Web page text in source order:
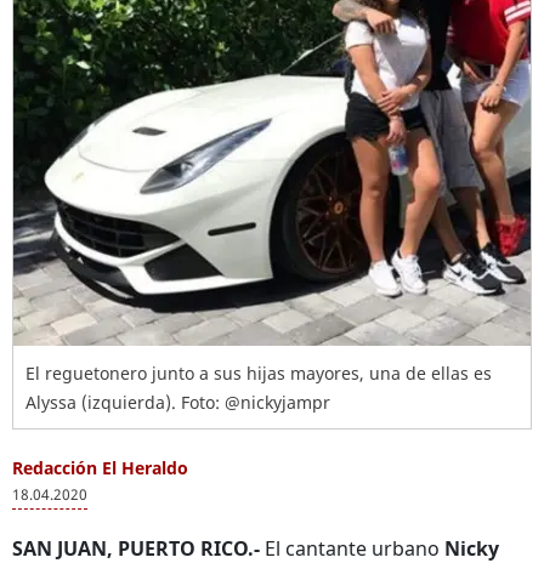
El reguetonero junto a sus hijas mayores, una de ellas es
Alyssa (izquierda). Foto: @nickyjampr
Redacción El Heraldo
18.04.2020
SAN JUAN, PUERTO RICO.- El cantante urbano Nicky